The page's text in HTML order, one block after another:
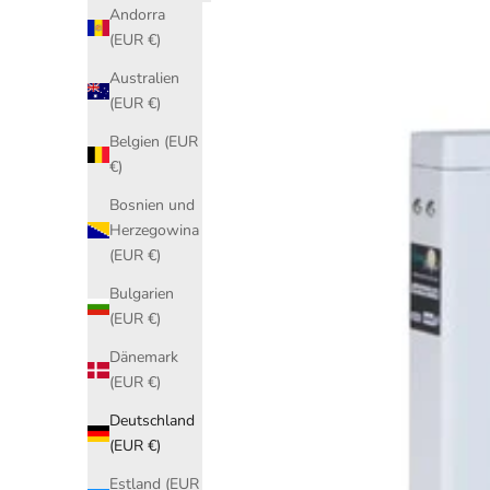
Andorra
(EUR €)
Australien
(EUR €)
Belgien (EUR
€)
Bosnien und
Herzegowina
(EUR €)
Bulgarien
(EUR €)
Dänemark
(EUR €)
Deutschland
(EUR €)
Estland (EUR